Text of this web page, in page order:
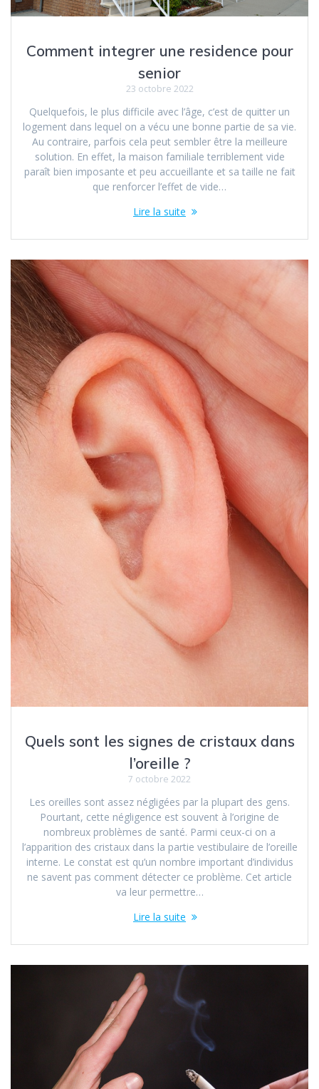
Comment integrer une residence pour
senior
23 octobre 2022
Quelquefois, le plus difficile avec l’âge, c’est de quitter un
logement dans lequel on a vécu une bonne partie de sa vie.
Au contraire, parfois cela peut sembler être la meilleure
solution. En effet, la maison familiale terriblement vide
paraît bien imposante et peu accueillante et sa taille ne fait
que renforcer l’effet de vide…
Lire la suite
Quels sont les signes de cristaux dans
l’oreille ?
7 octobre 2022
Les oreilles sont assez négligées par la plupart des gens.
Pourtant, cette négligence est souvent à l’origine de
nombreux problèmes de santé. Parmi ceux-ci on a
l’apparition des cristaux dans la partie vestibulaire de l’oreille
interne. Le constat est qu’un nombre important d’individus
ne savent pas comment détecter ce problème. Cet article
va leur permettre…
Lire la suite